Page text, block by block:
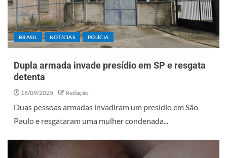
BRASIL NOTÍCIAS POLÍCIA
Dupla armada invade presídio em SP e resgata
detenta
18/09/2025 Redação
Duas pessoas armadas invadiram um presídio em São
Paulo e resgataram uma mulher condenada...